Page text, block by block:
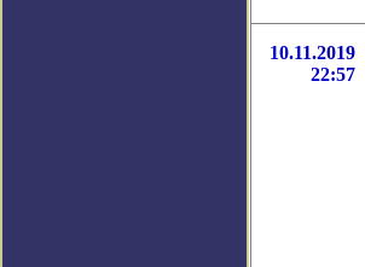
10.11.2019
22:57